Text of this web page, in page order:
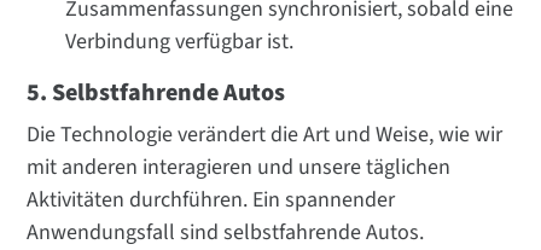
Zusammenfassungen synchronisiert, sobald eine
Verbindung verfügbar ist.
5. Selbstfahrende Autos
Die Technologie verändert die Art und Weise, wie wir
mit anderen interagieren und unsere täglichen
Aktivitäten durchführen. Ein spannender
Anwendungsfall sind selbstfahrende Autos.